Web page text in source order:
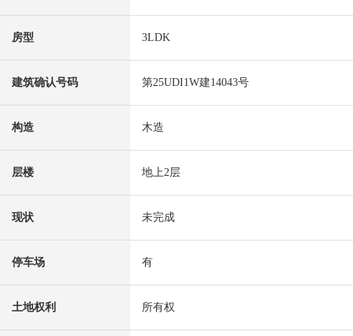
房型 3LDK
建筑确认号码 第25UDI1W建14043号
构造 木造
层楼 地上2层
现状 未完成
停车场 有
土地权利 所有权